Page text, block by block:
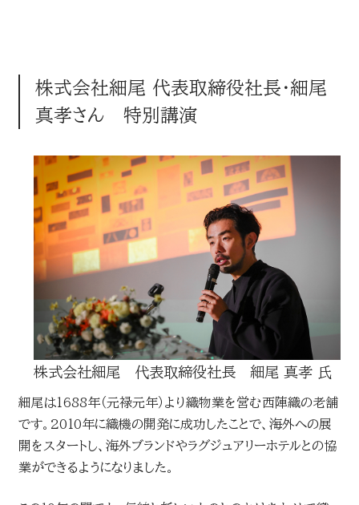
株式会社細尾 代表取締役社長・細尾
真孝さん 特別講演
株式会社細尾 代表取締役社長 細尾 真孝 氏
細尾は1688年（元禄元年）より織物業を営む西陣織の老舗
です。2010年に織機の開発に成功したことで、海外への展
開をスタートし、海外ブランドやラグジュアリーホテルとの協
業ができるようになりました。